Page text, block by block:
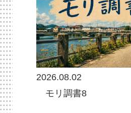
2026.08.02
モリ調書8